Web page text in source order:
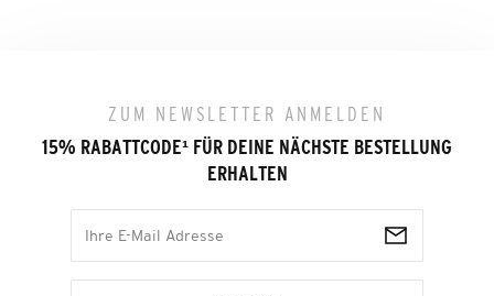
ZUM NEWSLETTER ANMELDEN
15% RABATTCODE¹ FÜR DEINE NÄCHSTE BESTELLUNG
ERHALTEN